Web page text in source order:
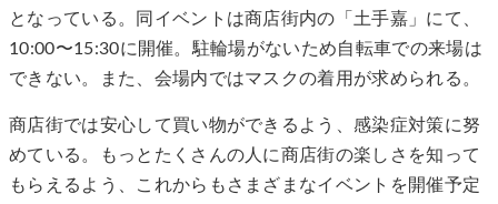
となっている。同イベントは商店街内の「土手嘉」にて、
10:00〜15:30に開催。駐輪場がないため自転車での来場は
できない。また、会場内ではマスクの着用が求められる。
商店街では安心して買い物ができるよう、感染症対策に努
めている。もっとたくさんの人に商店街の楽しさを知って
もらえるよう、これからもさまざまなイベントを開催予定